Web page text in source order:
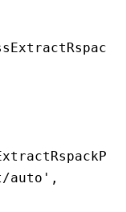
auto' ,